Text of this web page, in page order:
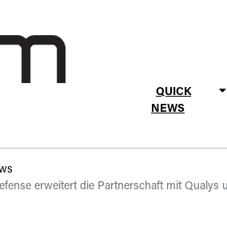
QUICK
NEWS
erweitert die Partnerschaft mit